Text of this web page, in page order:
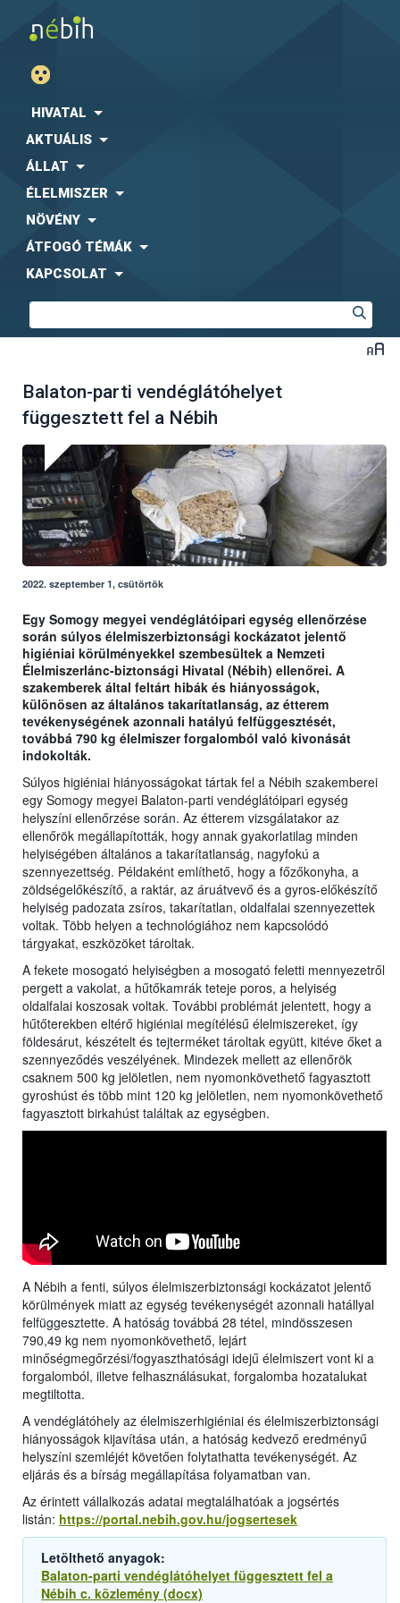
HIVATAL
AKTUÁLIS
ÁLLAT
ÉLELMISZER
NÖVÉNY
ÁTFOGÓ TÉMÁK
KAPCSOLAT
Balaton-parti vendéglátóhelyet
függesztett fel a Nébih
2022. szeptember 1, csütörtök
Egy Somogy megyei vendéglátóipari egység ellenőrzése
során súlyos élelmiszerbiztonsági kockázatot jelentő
higiéniai körülményekkel szembesültek a Nemzeti
Élelmiszerlánc-biztonsági Hivatal (Nébih) ellenőrei. A
szakemberek által feltárt hibák és hiányosságok,
különösen az általános takarítatlanság, az étterem
tevékenységének azonnali hatályú felfüggesztését,
továbbá 790 kg élelmiszer forgalomból való kivonását
indokolták.
Súlyos higiéniai hiányosságokat tártak fel a Nébih szakemberei
egy Somogy megyei Balaton-parti vendéglátóipari egység
helyszíni ellenőrzése során. Az étterem vizsgálatakor az
ellenőrök megállapították, hogy annak gyakorlatilag minden
helyiségében általános a takarítatlanság, nagyfokú a
szennyezettség. Példaként említhető, hogy a főzőkonyha, a
zöldségelőkészítő, a raktár, az áruátvevő és a gyros-előkészítő
helyiség padozata zsíros, takarítatlan, oldalfalai szennyezettek
voltak. Több helyen a technológiához nem kapcsolódó
tárgyakat, eszközöket tároltak.
A fekete mosogató helyiségben a mosogató feletti mennyezetről
pergett a vakolat, a hűtőkamrák teteje poros, a helyiség
oldalfalai koszosak voltak. További problémát jelentett, hogy a
hűtőterekben eltérő higiéniai megítélésű élelmiszereket, így
földesárut, készételt és tejterméket tároltak együtt, kitéve őket a
szennyeződés veszélyének. Mindezek mellett az ellenőrök
csaknem 500 kg jelöletlen, nem nyomonkövethető fagyasztott
gyroshúst és több mint 120 kg jelöletlen, nem nyomonkövethető
fagyasztott birkahúst találtak az egységben.
A Nébih a fenti, súlyos élelmiszerbiztonsági kockázatot jelentő
körülmények miatt az egység tevékenységét azonnali hatállyal
felfüggesztette. A hatóság továbbá 28 tétel, mindösszesen
790,49 kg nem nyomonkövethető, lejárt
minőségmegőrzési/fogyaszthatósági idejű élelmiszert vont ki a
forgalomból, illetve felhasználásukat, forgalomba hozatalukat
megtiltotta.
A vendéglátóhely az élelmiszerhigiéniai és élelmiszerbiztonsági
hiányosságok kijavítása után, a hatóság kedvező eredményű
helyszíni szemléjét követően folytathatta tevékenységét. Az
eljárás és a bírság megállapítása folyamatban van.
Az érintett vállalkozás adatai megtalálhatóak a jogsértés
listán: https://portal.nebih.gov.hu/jogsertesek
Letölthető anyagok:
Balaton-parti vendéglátóhelyet függesztett fel a
Nébih c. közlemény (docx)